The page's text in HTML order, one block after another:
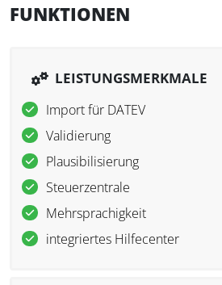
FUNKTIONEN
LEISTUNGSMERKMALE
Import für DATEV
Validierung
Plausibilisierung
Steuerzentrale
Mehrsprachigkeit
integriertes Hilfecenter